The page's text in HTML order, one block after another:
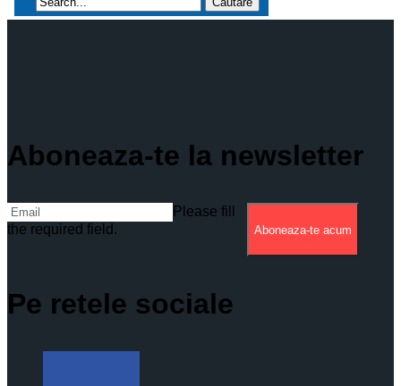
Aboneaza-te la newsletter
Please fill
the required field.
Aboneaza-te acum
Pe retele sociale